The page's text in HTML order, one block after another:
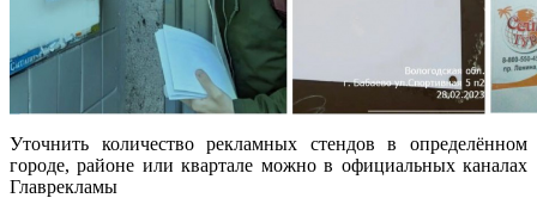
Уточнить количество рекламных стендов в определённом
городе, районе или квартале можно в официальных каналах
Главрекламы